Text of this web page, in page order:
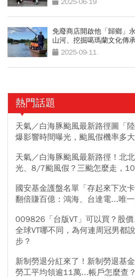
免廢商店開啟他「歸鄉」
山河、挖掘噶瑪蘭文化傳
2025-09-11
熱門話題
天氣／白海豚颱風最新路徑圖「
爆影響時間曝光，颱風假機率多
天氣／白海豚颱風最新路徑！北
光、8/7颱風假？三颱怎麼走，
國安基金護盤名單「存起來下次
翻倍賺百億：鴻海、台達電...唯
009826「台版VT」可以買？股
全球VT哪不同，為何連周冠男都
步？
新制勞退分紅來了！新制勞退基
勞工平均領逾11萬...帳戶怎麼查